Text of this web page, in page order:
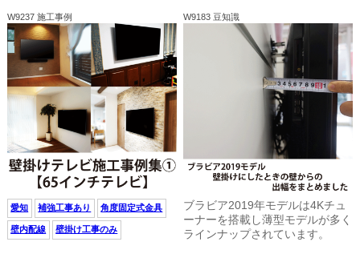
W9237 施工事例
愛知 補強工事あり 角度固定式金具
壁内配線 壁掛け工事のみ
W9183 豆知識
ブラビア2019年モデルは4Kチュ
ーナーを搭載し薄型モデルが多く
ラインナップされています。